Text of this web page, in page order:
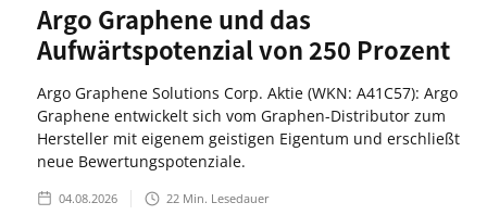
Argo Graphene und das
Aufwärtspotenzial von 250 Prozent
Argo Graphene Solutions Corp. Aktie (WKN: A41C57): Argo
Graphene entwickelt sich vom Graphen-Distributor zum
Hersteller mit eigenem geistigen Eigentum und erschließt
neue Bewertungspotenziale.
04.08.2026 22 Min. Lesedauer